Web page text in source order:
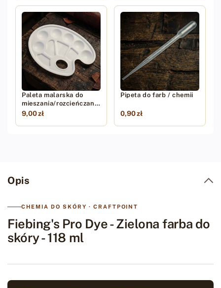
Paleta malarska do
mieszania/rozcieńczania
farb
9,00 zł
Pipeta do farb / chemii
0,90 zł
Opis
CHEMIA DO SKÓRY · CRAFTPOINT
Fiebing's Pro Dye - Zielona farba do
skóry - 118 ml